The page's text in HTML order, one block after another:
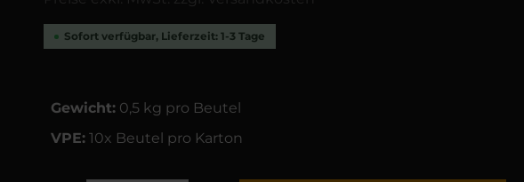
Sofort verfügbar, Lieferzeit: 1-3 Tage
Gewicht: 0,5 kg pro Beutel
VPE: 10x Beutel pro Karton